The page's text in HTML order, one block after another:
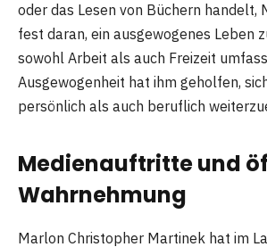
oder das Lesen von Büchern handelt,
fest daran, ein ausgewogenes Leben
sowohl Arbeit als auch Freizeit
Ausgewogenheit hat ihm geholfen,
persönlich als auch beruflich
Medienauftritte und
Wahrnehmung
Marlon Christopher Martinek hat im